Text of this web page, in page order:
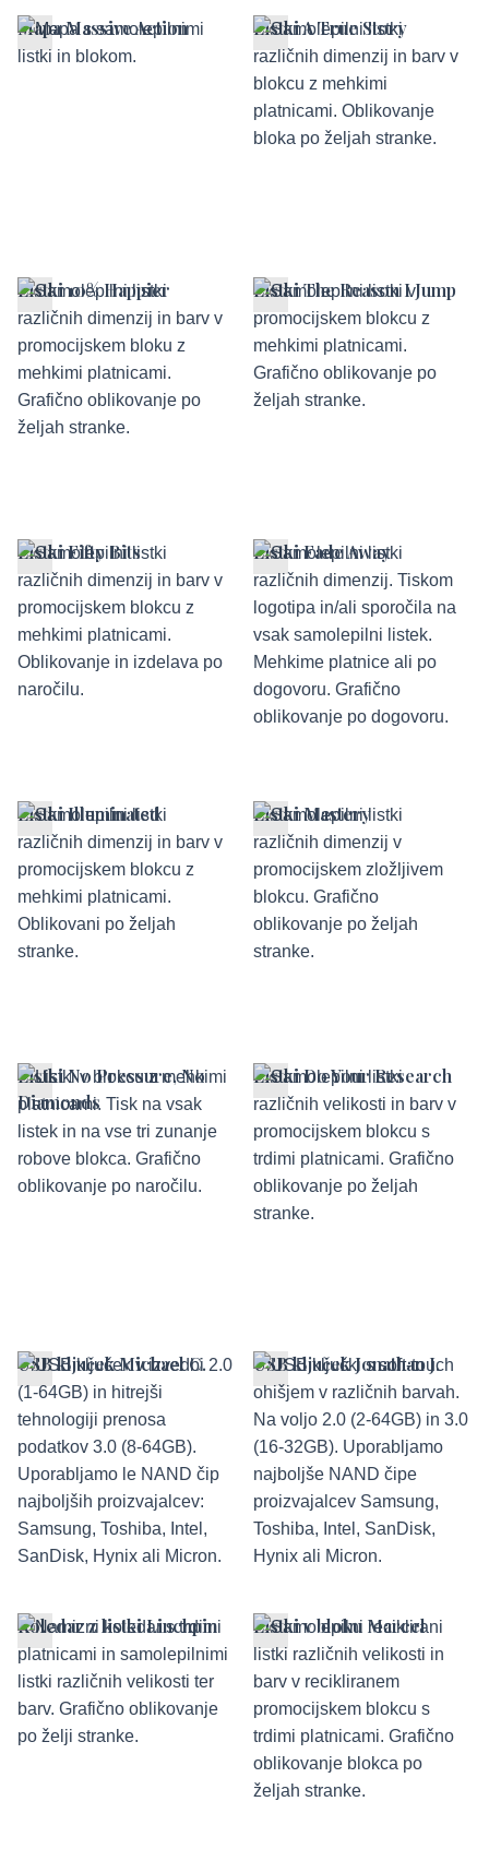
Mapa Massive Action Listki A True Story
Listki 10% Happier Listki The Reason I Jump
Listki Fifty Bits Listki Fade Away
Listki Illuminated Listki Mastery
Listki No Pressure, No
Diamonds
Listki Do Your Research
USB ključek Michael C. USB ključek Jonathan J.
Koledar z listki Linchpin Listki v bloku Marcel